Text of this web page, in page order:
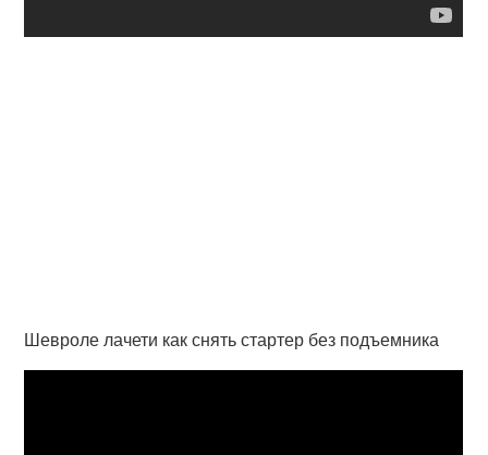
Шевроле лачети как снять стартер без подъемника